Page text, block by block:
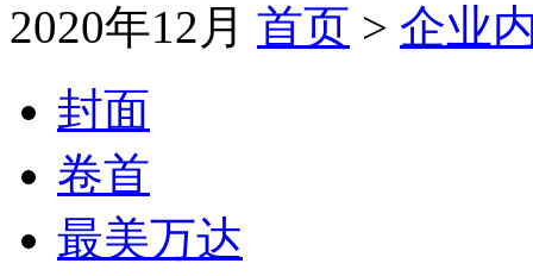
2020年12月 首页 > 企业
封面
卷首
最美万达